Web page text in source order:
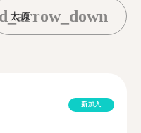
太原
新加入